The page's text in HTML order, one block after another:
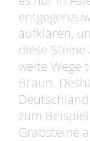
aufklären,
diese
weite Wege
Braun.
zum
Grabsteine